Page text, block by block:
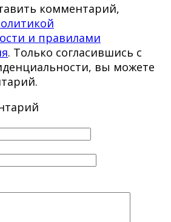
комментарий,
и правилами
. Только согласившись с
вы можете